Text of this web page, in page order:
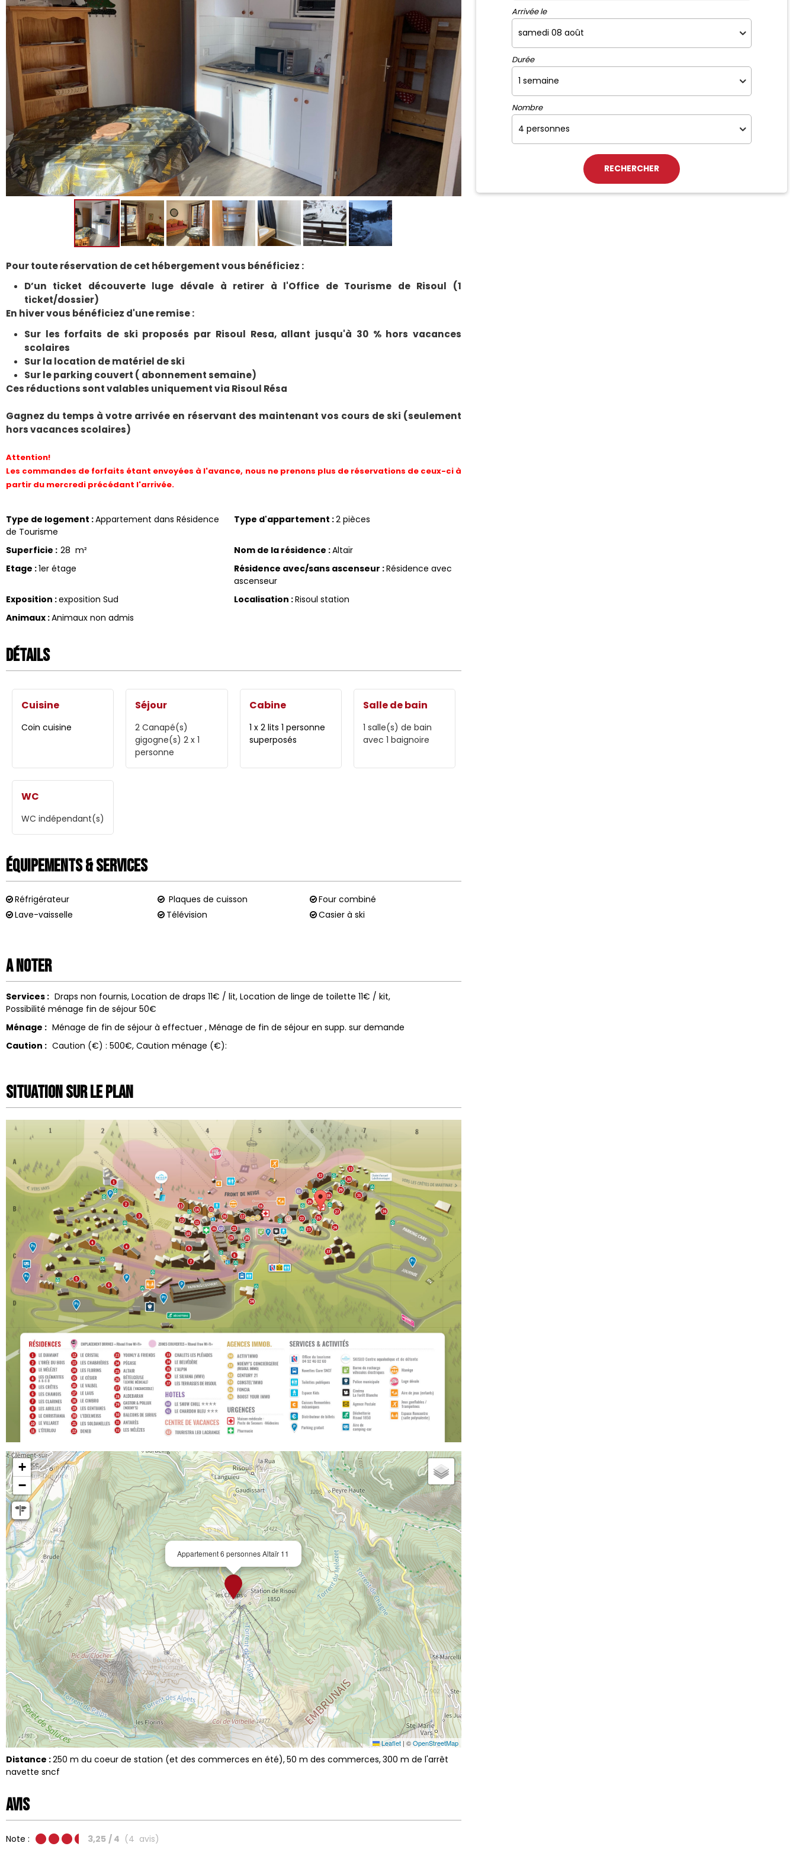
Arrivée le
Durée
Nombre
Pour toute réservation de cet hébergement vous bénéficiez :
D’un ticket découverte luge dévale à retirer à l'Office de Tourisme de Risoul (1
ticket/dossier)
En hiver vous bénéficiez d'une remise :
Sur les forfaits de ski proposés par Risoul Resa, allant jusqu'à 30 % hors vacances
scolaires
Sur la location de matériel de ski
Sur le parking couvert ( abonnement semaine)
Ces réductions sont valables uniquement via Risoul Résa
Gagnez du temps à votre arrivée en réservant des maintenant vos cours de ski (seulement
hors vacances scolaires)
Attention!
Les commandes de forfaits étant envoyées à l'avance, nous ne prenons plus de réservations de ceux-ci à
partir du mercredi précédant l'arrivée.
Type de logement :Appartement dans Résidence
de Tourisme
Type d'appartement :2 pièces
Superficie : 28 m² Nom de la résidence :Altaïr
Etage :1er étage Résidence avec/sans ascenseur :Résidence avec
ascenseur
Exposition :exposition Sud Localisation :Risoul station
Animaux :Animaux non admis
Détails
Cuisine
Coin cuisine
Séjour
2 Canapé(s)
gigogne(s) 2 x 1
personne
Cabine
1 x 2 lits 1 personne
superposés
Salle de bain
1 salle(s) de bain
avec 1 baignoire
WC
WC indépendant(s)
Équipements & Services
Réfrigérateur Plaques de cuisson
Four combiné
Lave-vaisselle
Télévision Casier à ski
A noter
Services : Draps non fournis Location de draps 11€ / lit Location de linge de toilette 11€ / kit
Possibilité ménage fin de séjour 50€
Ménage : Ménage de fin de séjour à effectuer Ménage de fin de séjour en supp. sur demande
Caution : Caution (€) : 500€ Caution ménage (€):
Situation sur le Plan
Appartement 6 personnes Altaïr 11
+
−
Leaflet | ©OpenStreetMap
Distance :250 m du coeur de station (et des commerces en été) 50 m des commerces 300 m de l'arrêt
navette sncf
Avis
Note : 3,25 / 4 (4 avis)